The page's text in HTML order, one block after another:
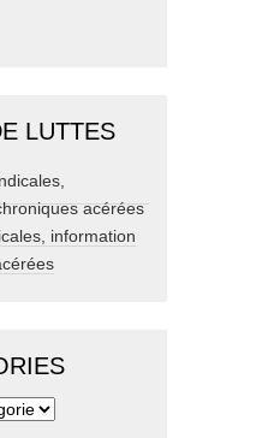
LUTTES
information